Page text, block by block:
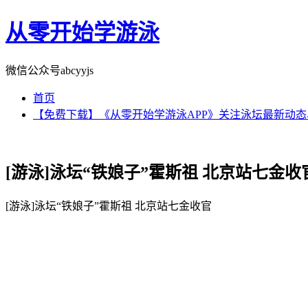
从零开始学游泳
微信公众号abcyyjs
首页
【免费下载】《从零开始学游泳APP》关注泳坛最新动
[游泳]泳坛“铁娘子”霍斯祖 北京站七金收
[游泳]泳坛“铁娘子”霍斯祖 北京站七金收官